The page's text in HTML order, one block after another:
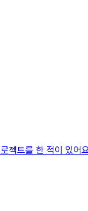
트를 한 적이 있